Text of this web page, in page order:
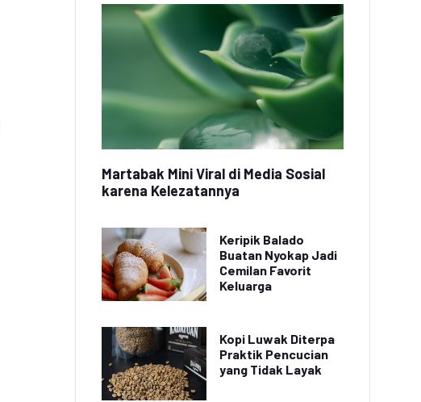
Martabak Mini Viral di Media Sosial
karena Kelezatannya
Keripik Balado
Buatan Nyokap Jadi
Cemilan Favorit
Keluarga
Kopi Luwak Diterpa
Praktik Pencucian
yang Tidak Layak